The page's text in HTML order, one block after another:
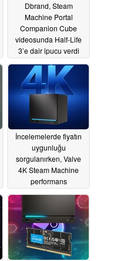
Dbrand, Steam
Machine Portal
Companion Cube
videosunda Half-Life
3’e dair ipucu verdi
06/27/2026
İncelemelerde fiyatın
uygunluğu
sorgulanırken, Valve
4K Steam Machine
performans
değişiklikler yaptı
06/26/2026